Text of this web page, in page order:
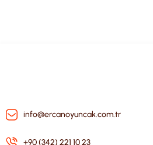
info@ercanoyuncak.com.tr
+90 (342) 221 10 23